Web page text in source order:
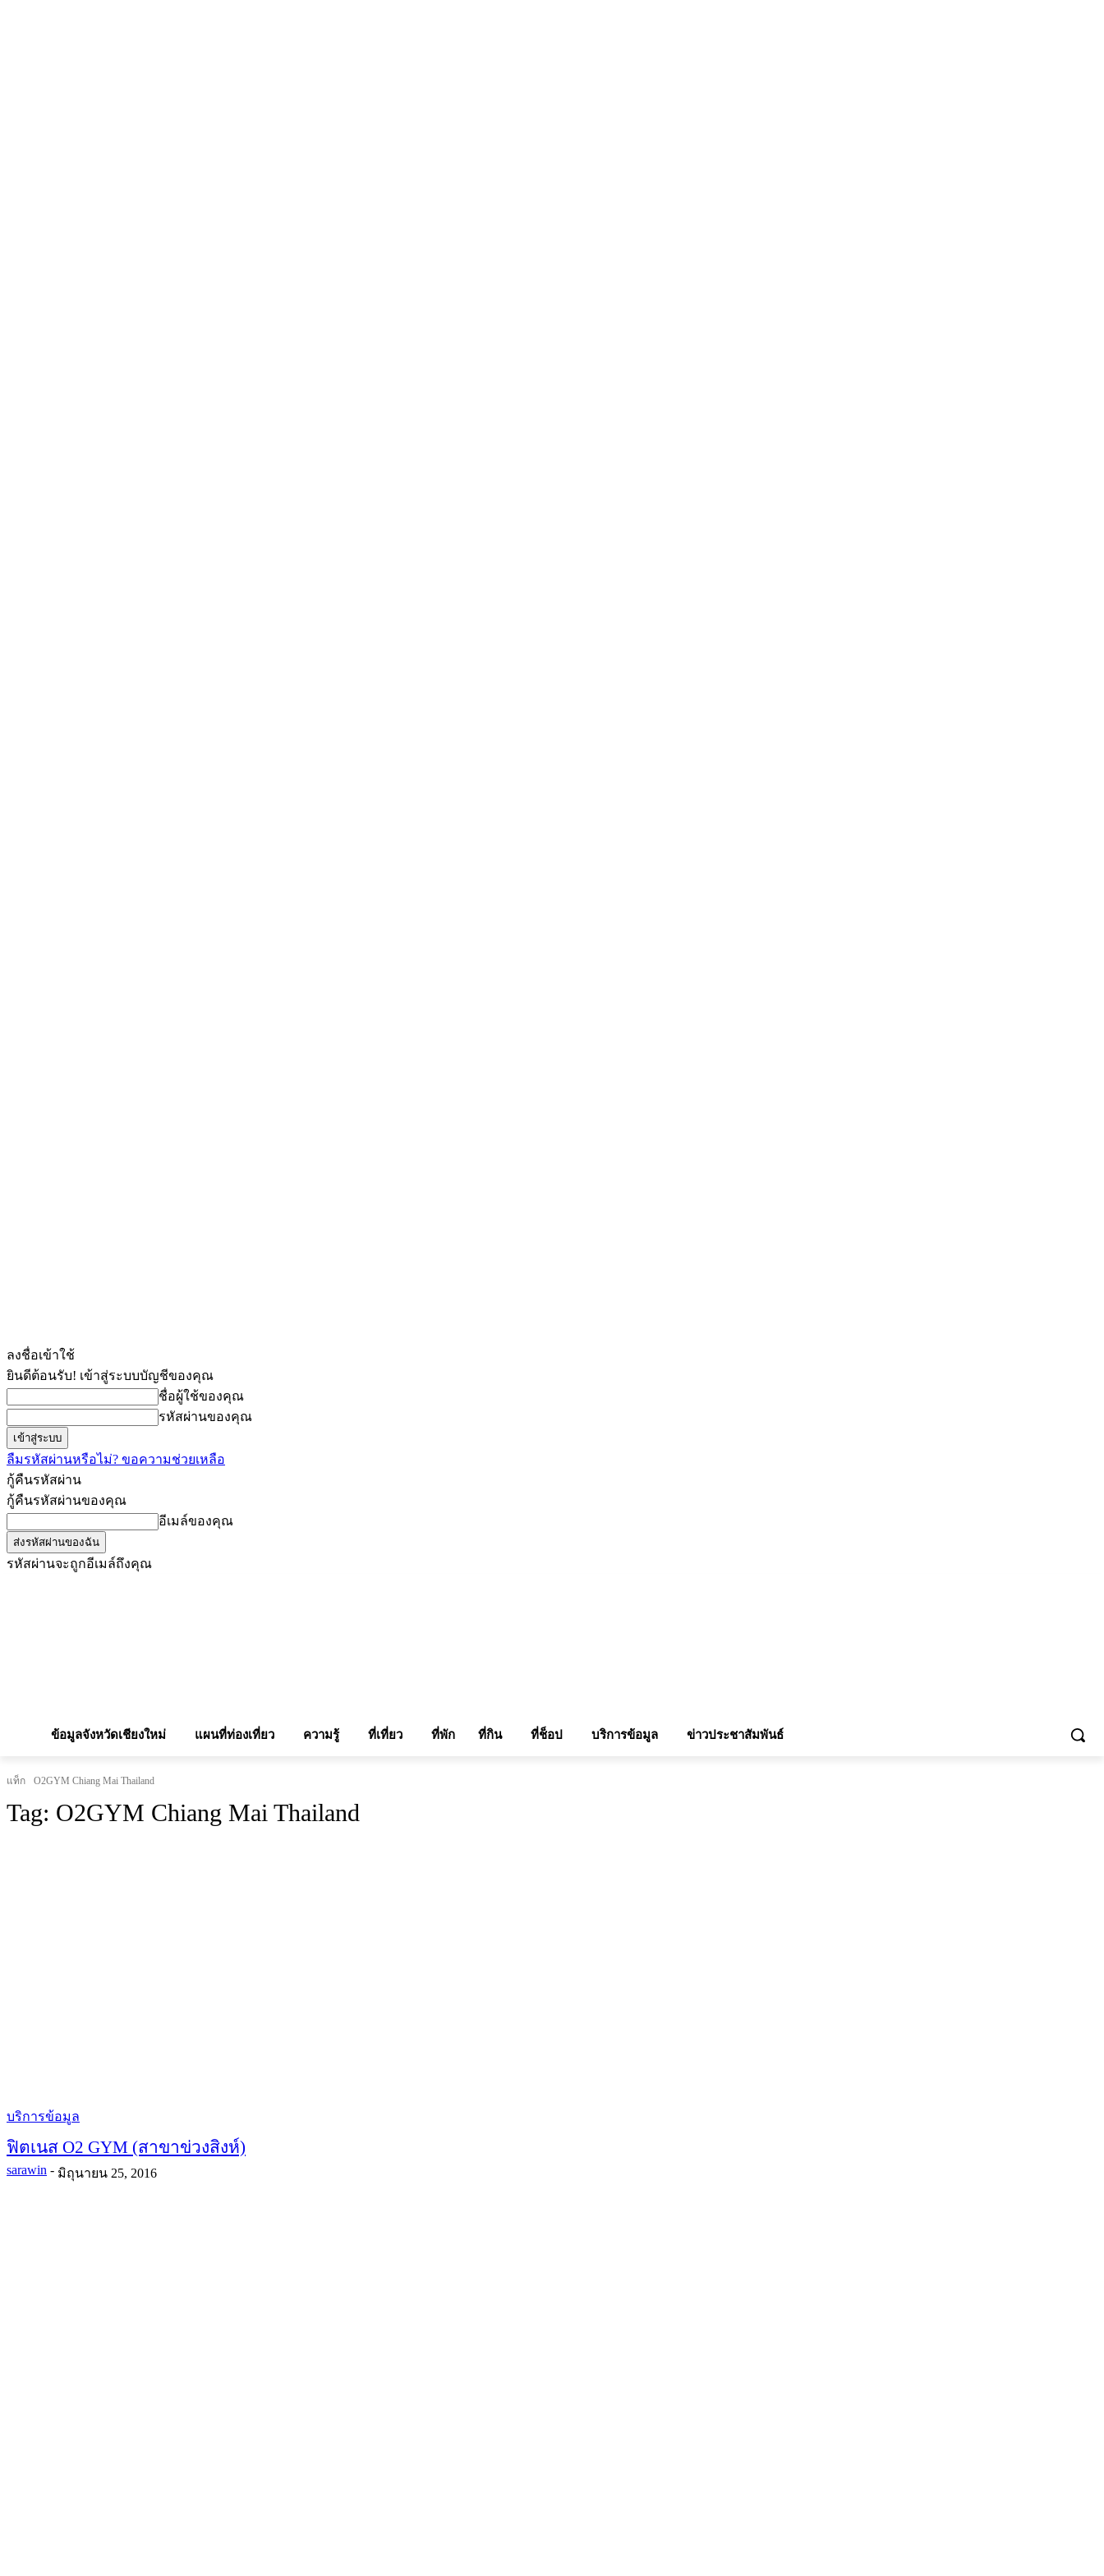
ลงชื่อเข้าใช้
ยินดีต้อนรับ! เข้าสู่ระบบบัญชีของคุณ
ชื่อผู้ใช้ของคุณ
รหัสผ่านของคุณ
ลืมรหัสผ่านหรือไม่? ขอความช่วยเหลือ
กู้คืนรหัสผ่าน
กู้คืนรหัสผ่านของคุณ
อีเมล์ของคุณ
รหัสผ่านจะถูกอีเมล์ถึงคุณ
ข้อมูลจังหวัดเชียงใหม่ แผนที่ท่องเที่ยว ความรู้ ที่เที่ยว ที่พัก ที่กิน ที่ช็อป บริการข้อมูล ข่าวประชาสัมพันธ์
แท็ก O2GYM Chiang Mai Thailand
Tag: O2GYM Chiang Mai Thailand
บริการข้อมูล
ฟิตเนส O2 GYM (สาขาข่วงสิงห์)
sarawin - มิถุนายน 25, 2016